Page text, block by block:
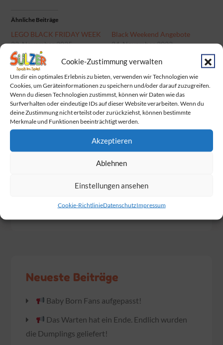
Cookie-Zustimmung verwalten
Um dir ein optimales Erlebnis zu bieten, verwenden wir Technologien wie
Cookies, um Geräteinformationen zu speichern und/oder darauf zuzugreifen.
Wenn du diesen Technologien zustimmst, können wir Daten wie das
Surfverhalten oder eindeutige IDs auf dieser Website verarbeiten. Wenn du
deine Zustimmung nicht erteilst oder zurückziehst, können bestimmte
Merkmale und Funktionen beeinträchtigt werden.
Akzeptieren
Ablehnen
Einstellungen ansehen
Cookie-RichtlinieDatenschutzImpressum
Ähnliche Beiträge
LEGO BLACK FRIDAY WEEK
23. November 2025
In "Allgemein"
Black Weekend Angebote
24. November 2023
„STIEFEEEL!!?!“
6. Dezember 2022
In "Allgemein"
Categories:
Categories:Allgemein
Beitragsnavigation
„STIEFEEEL!!?!“
Neueste Beiträge
Baby Born Fans aufgepasst!
Das Warten hat ein Ende. Endlich wurden
die Dumplings geliefert!